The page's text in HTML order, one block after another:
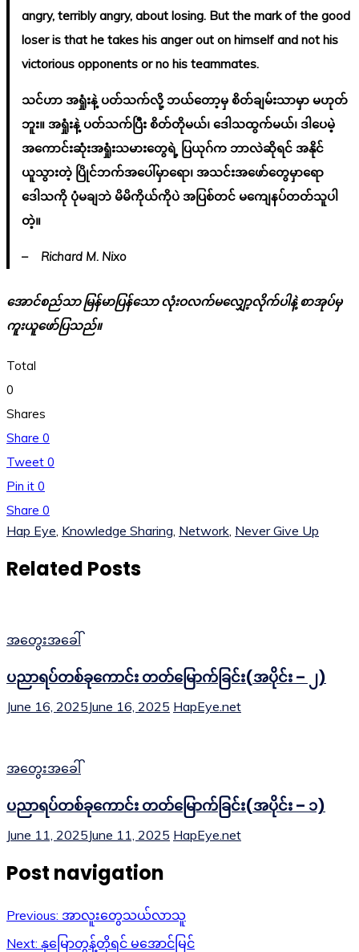
angry, terribly angry, about losing. But the mark of the good
loser is that he takes his anger out on himself and not his
victorious opponents or no his teammates.
သင်ဟာ အရှုံးနဲ့ ပတ်သက်လို့ ဘယ်တော့မှ စိတ်ချမ်းသာမှာ မဟုတ်
ဘူး။ အရှုံးနဲ့ ပတ်သက်ပြီး စိတ်တိုမယ်၊ ဒေါသထွက်မယ်၊ ဒါပေမဲ့
အကောင်းဆုံးအရှုံးသမားတွေရဲ့ ပြယုဂ်က ဘာလဲဆိုရင် အနိုင်
ယူသွားတဲ့ ပြိုင်ဘက်အပေါ်မှာရော၊ အသင်းအဖော်တွေမှာရော
ဒေါသကို ပုံမချဘဲ မိမိကိုယ်ကိုပဲ အပြစ်တင် မကျေနပ်တတ်သူပါ
တဲ့။
– Richard M. Nixo
အောင်စည်သာ မြန်မာပြန်သော လုံးဝလက်မလျှော့လိုက်ပါနဲ့ စာအုပ်မှ
ကူးယူဖော်ပြသည်။
Total
0
Shares
Share 0
Tweet 0
Pin it 0
Share 0
Hap Eye, Knowledge Sharing, Network, Never Give Up
Related Posts
အတွေးအခေါ်
ပညာရပ်တစ်ခုကောင်း တတ်မြောက်ခြင်း(အပိုင်း – ၂)
June 16, 2025June 16, 2025 HapEye.net
အတွေးအခေါ်
ပညာရပ်တစ်ခုကောင်း တတ်မြောက်ခြင်း(အပိုင်း – ၁)
June 11, 2025June 11, 2025 HapEye.net
Post navigation
Previous: အာလူးတွေသယ်လာသူ
Next: နှမြောတွန့်တိုရင် မအောင်မြင်